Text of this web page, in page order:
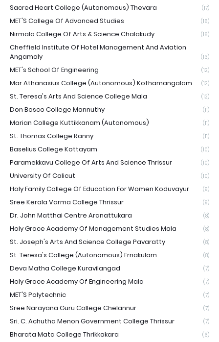
Sacred Heart College (Autonomous) Thevara (17)
MET'S College Of Advanced Studies (16)
Nirmala College Of Arts & Science Chalakudy (16)
Cheffield Institute Of Hotel Management And Aviation
Angamaly
(13)
MET's School Of Engineering (12)
Mar Athanasius College (Autonomous) Kothamangalam (12)
St. Teresa's Arts And Science College Mala (12)
Don Bosco College Mannuthy (11)
Marian College Kuttikkanam (Autonomous) (11)
St. Thomas College Ranny (11)
Baselius College Kottayam (10)
Paramekkavu College Of Arts And Science Thrissur (10)
University Of Calicut (10)
Holy Family College Of Education For Women Koduvayur (9)
Sree Kerala Varma College Thrissur (9)
Dr. John Matthai Centre Aranattukara (8)
Holy Grace Academy Of Management Studies Mala (8)
St. Joseph's Arts And Science College Pavaratty (8)
St. Teresa's College (Autonomous) Ernakulam (8)
Deva Matha College Kuravilangad (7)
Holy Grace Academy Of Engineering Mala (7)
MET'S Polytechnic (7)
Sree Narayana Guru College Chelannur (7)
Sri. C. Achutha Menon Government College Thrissur (7)
Bharata Mata College Thrikkakara (6)